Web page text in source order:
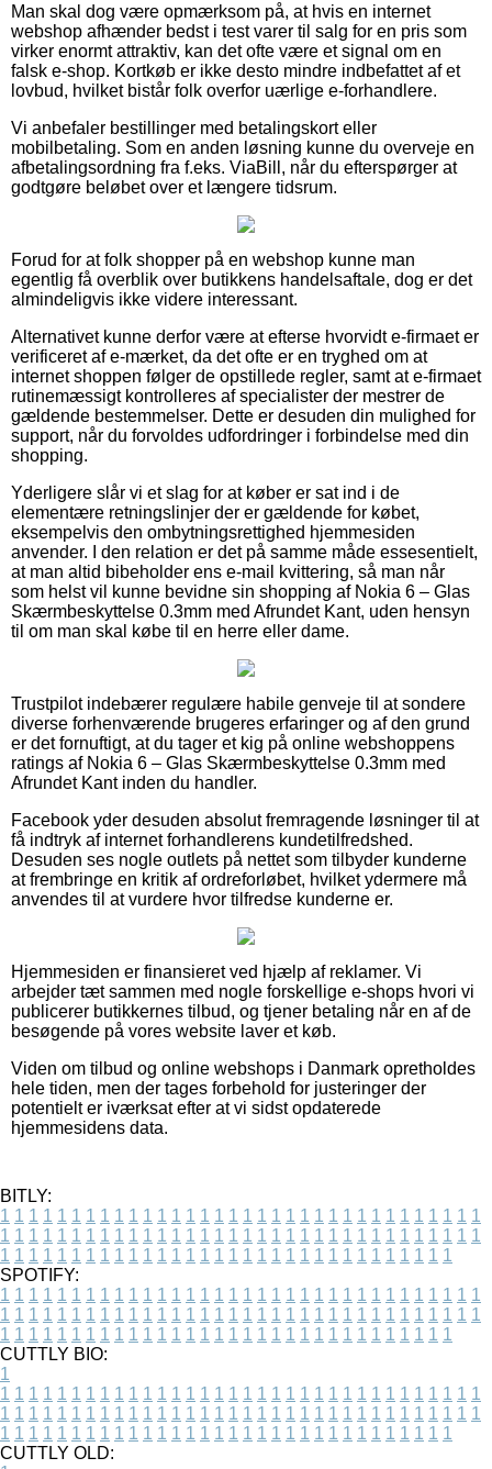
Man skal dog være opmærksom på, at hvis en internet
webshop afhænder bedst i test varer til salg for en pris som
virker enormt attraktiv, kan det ofte være et signal om en
falsk e-shop. Kortkøb er ikke desto mindre indbefattet af et
lovbud, hvilket bistår folk overfor uærlige e-forhandlere.
Vi anbefaler bestillinger med betalingskort eller
mobilbetaling. Som en anden løsning kunne du overveje en
afbetalingsordning fra f.eks. ViaBill, når du efterspørger at
godtgøre beløbet over et længere tidsrum.
Forud for at folk shopper på en webshop kunne man
egentlig få overblik over butikkens handelsaftale, dog er det
almindeligvis ikke videre interessant.
Alternativet kunne derfor være at efterse hvorvidt e-firmaet er
verificeret af e-mærket, da det ofte er en tryghed om at
internet shoppen følger de opstillede regler, samt at e-firmaet
rutinemæssigt kontrolleres af specialister der mestrer de
gældende bestemmelser. Dette er desuden din mulighed for
support, når du forvoldes udfordringer i forbindelse med din
shopping.
Yderligere slår vi et slag for at køber er sat ind i de
elementære retningslinjer der er gældende for købet,
eksempelvis den ombytningsrettighed hjemmesiden
anvender. I den relation er det på samme måde essesentielt,
at man altid bibeholder ens e-mail kvittering, så man når
som helst vil kunne bevidne sin shopping af Nokia 6 – Glas
Skærmbeskyttelse 0.3mm med Afrundet Kant, uden hensyn
til om man skal købe til en herre eller dame.
Trustpilot indebærer regulære habile genveje til at sondere
diverse forhenværende brugeres erfaringer og af den grund
er det fornuftigt, at du tager et kig på online webshoppens
ratings af Nokia 6 – Glas Skærmbeskyttelse 0.3mm med
Afrundet Kant inden du handler.
Facebook yder desuden absolut fremragende løsninger til at
få indtryk af internet forhandlerens kundetilfredshed.
Desuden ses nogle outlets på nettet som tilbyder kunderne
at frembringe en kritik af ordreforløbet, hvilket ydermere må
anvendes til at vurdere hvor tilfredse kunderne er.
Hjemmesiden er finansieret ved hjælp af reklamer. Vi
arbejder tæt sammen med nogle forskellige e-shops hvori vi
publicerer butikkernes tilbud, og tjener betaling når en af de
besøgende på vores website laver et køb.
Viden om tilbud og online webshops i Danmark opretholdes
hele tiden, men der tages forbehold for justeringer der
potentielt er iværksat efter at vi sidst opdaterede
hjemmesidens data.
BITLY:
1 1 1 1 1 1 1 1 1 1 1 1 1 1 1 1 1 1 1 1 1 1 1 1 1 1 1 1 1 1 1 1 1 1
1 1 1 1 1 1 1 1 1 1 1 1 1 1 1 1 1 1 1 1 1 1 1 1 1 1 1 1 1 1 1 1 1 1
1 1 1 1 1 1 1 1 1 1 1 1 1 1 1 1 1 1 1 1 1 1 1 1 1 1 1 1 1 1 1 1
SPOTIFY:
1 1 1 1 1 1 1 1 1 1 1 1 1 1 1 1 1 1 1 1 1 1 1 1 1 1 1 1 1 1 1 1 1 1
1 1 1 1 1 1 1 1 1 1 1 1 1 1 1 1 1 1 1 1 1 1 1 1 1 1 1 1 1 1 1 1 1 1
1 1 1 1 1 1 1 1 1 1 1 1 1 1 1 1 1 1 1 1 1 1 1 1 1 1 1 1 1 1 1 1
CUTTLY BIO:
1
1 1 1 1 1 1 1 1 1 1 1 1 1 1 1 1 1 1 1 1 1 1 1 1 1 1 1 1 1 1 1 1 1 1
1 1 1 1 1 1 1 1 1 1 1 1 1 1 1 1 1 1 1 1 1 1 1 1 1 1 1 1 1 1 1 1 1 1
1 1 1 1 1 1 1 1 1 1 1 1 1 1 1 1 1 1 1 1 1 1 1 1 1 1 1 1 1 1 1 1
CUTTLY OLD: